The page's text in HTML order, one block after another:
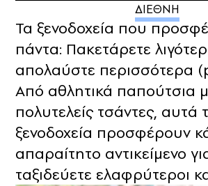
ΔΙΕΘΝΗ
Τα ξενοδοχεία που
πάντα: Πακετάρετε
απολαύστε περισσότερα
Από αθλητικά παπούτσια
πολυτελείς τσάντες, αυτά
ξενοδοχεία προσφέρουν
απαραίτητο αντικείμενο
ταξιδεύετε ελαφρύτεροι